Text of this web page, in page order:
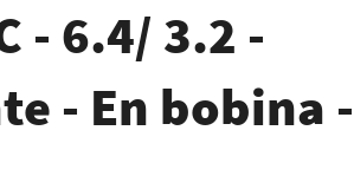
- 6.4/ 3.2 -
- En bobina